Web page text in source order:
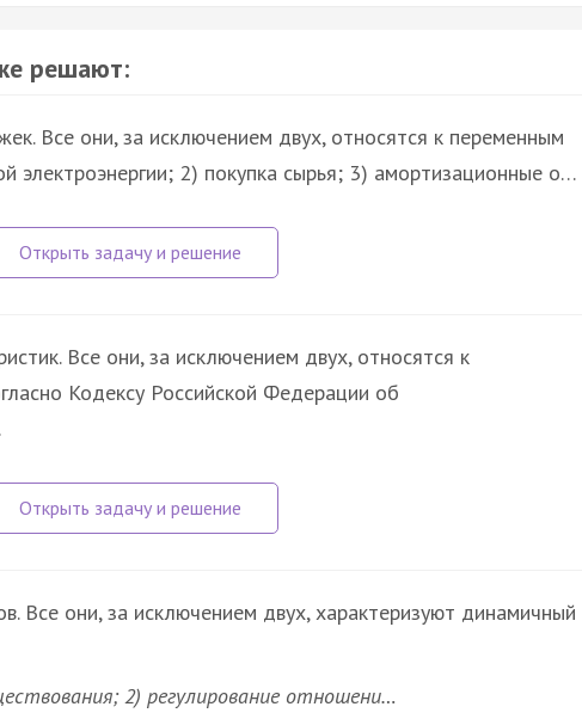
решают:
Все они, за исключением двух, относятся к переменным
электроэнергии; 2) покупка сырья; 3) амортизационные о…
Все они, за исключением двух, относятся к
Кодексу Российской Федерации об
Все они, за исключением двух, характеризуют динамичный
2) регулирование отношени…